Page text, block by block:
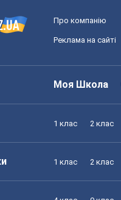
Про компанію
Реклама на сайті
Моя Школа
1 клас 2 клас
1 клас 2 клас